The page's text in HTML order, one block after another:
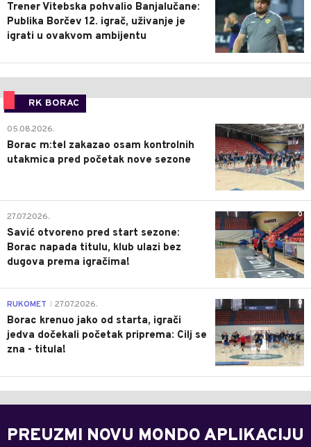
Trener Vitebska pohvalio Banjalučane:
Publika Borčev 12. igrač, uživanje je
igrati u ovakvom ambijentu
RK BORAC
0
05.08.2026.
Borac m:tel zakazao osam kontrolnih
utakmica pred početak nove sezone
0
27.07.2026.
Savić otvoreno pred start sezone:
Borac napada titulu, klub ulazi bez
dugova prema igračima!
0
RUKOMET 27.07.2026.
Borac krenuo jako od starta, igrači
jedva dočekali početak priprema: Cilj se
zna - titula!
PREUZMI NOVU MONDO APLIKACIJU